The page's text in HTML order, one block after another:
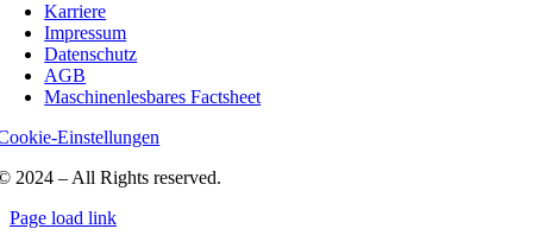
Karriere
Impressum
Datenschutz
AGB
Maschinenlesbares Factsheet
Einstellungen
2024 – All Rights reserved.
Page load link